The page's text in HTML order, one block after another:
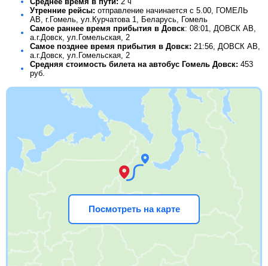
Утренние рейсы: отправление начинается с 5.00, ГОМЕЛЬ
АВ, г.Гомель, ул.Курчатова 1, Беларусь, Гомель
Самое раннее время прибытия в Довск: 08:01, ДОВСК АВ,
а.г.Довск, ул.Гомельская, 2
Самое позднее время прибытия в Довск: 21:56, ДОВСК АВ,
а.г.Довск, ул.Гомельская, 2
Средняя стоимость билета на автобус Гомель Довск: 453
руб.
Посмотреть на карте